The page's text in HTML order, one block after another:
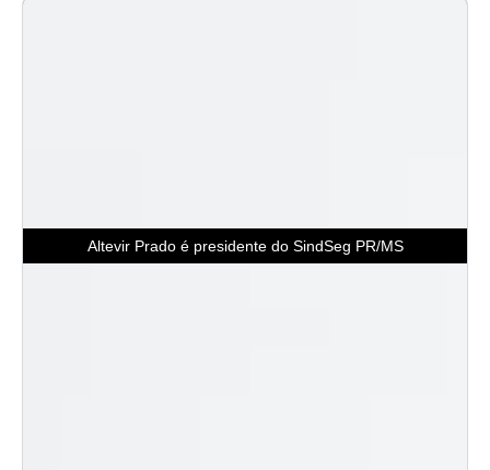
Altevir Prado é presidente do SindSeg PR/MS